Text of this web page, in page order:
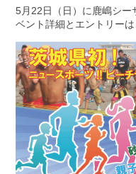
5月22日（日）に鹿嶋シー
ベント詳細とエントリー